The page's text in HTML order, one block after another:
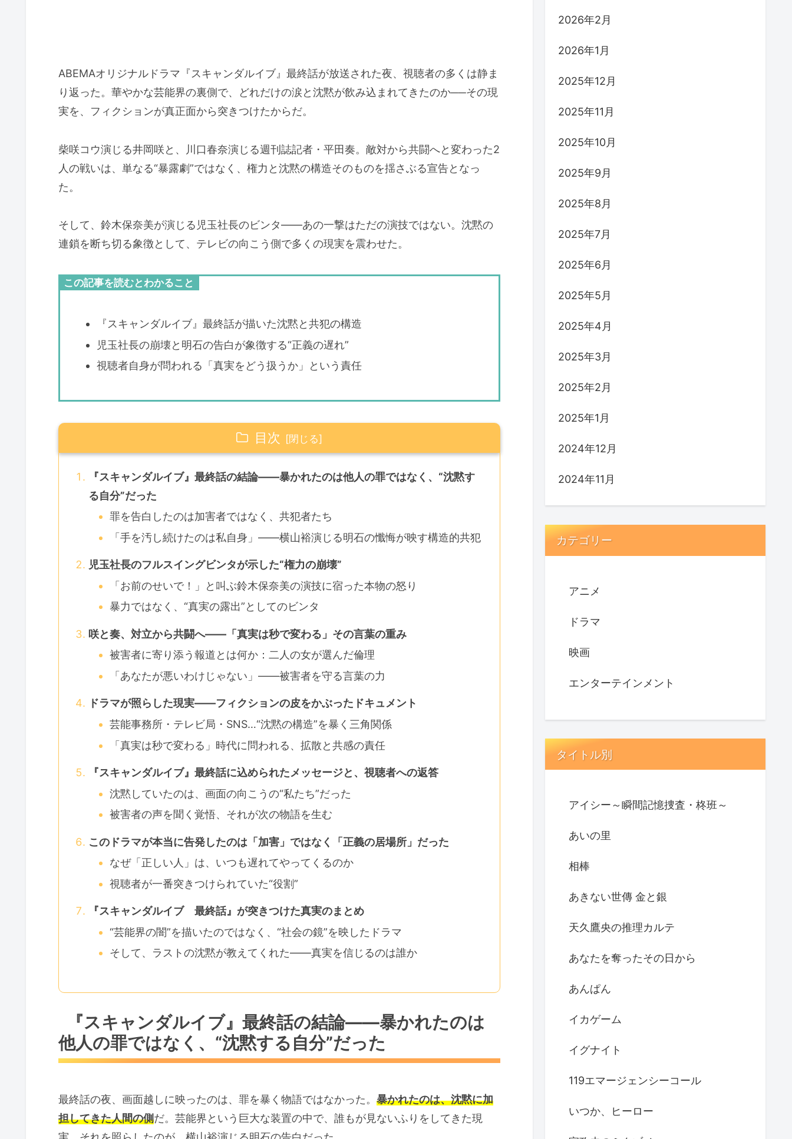
ABEMAオリジナルドラマ『スキャンダルイブ』最終話が放送された夜、視聴者の多くは静ま
り返った。華やかな芸能界の裏側で、どれだけの涙と沈黙が飲み込まれてきたのか──その現
実を、フィクションが真正面から突きつけたからだ。
柴咲コウ演じる井岡咲と、川口春奈演じる週刊誌記者・平田奏。敵対から共闘へと変わった2
人の戦いは、単なる“暴露劇”ではなく、権力と沈黙の構造そのものを揺さぶる宣告となっ
た。
そして、鈴木保奈美が演じる児玉社長のビンタ――あの一撃はただの演技ではない。沈黙の
連鎖を断ち切る象徴として、テレビの向こう側で多くの現実を震わせた。
この記事を読むとわかること
『スキャンダルイブ』最終話が描いた沈黙と共犯の構造
児玉社長の崩壊と明石の告白が象徴する“正義の遅れ”
視聴者自身が問われる「真実をどう扱うか」という責任
目次
『スキャンダルイブ』最終話の結論――暴かれたのは他人の罪ではなく、“沈黙す
る自分”だった
罪を告白したのは加害者ではなく、共犯者たち
「手を汚し続けたのは私自身」――横山裕演じる明石の懺悔が映す構造的共犯
児玉社長のフルスイングビンタが示した“権力の崩壊”
「お前のせいで！」と叫ぶ鈴木保奈美の演技に宿った本物の怒り
暴力ではなく、“真実の露出”としてのビンタ
咲と奏、対立から共闘へ――「真実は秒で変わる」その言葉の重み
被害者に寄り添う報道とは何か：二人の女が選んだ倫理
「あなたが悪いわけじゃない」――被害者を守る言葉の力
ドラマが照らした現実――フィクションの皮をかぶったドキュメント
芸能事務所・テレビ局・SNS…“沈黙の構造”を暴く三角関係
「真実は秒で変わる」時代に問われる、拡散と共感の責任
『スキャンダルイブ』最終話に込められたメッセージと、視聴者への返答
沈黙していたのは、画面の向こうの“私たち”だった
被害者の声を聞く覚悟、それが次の物語を生む
このドラマが本当に告発したのは「加害」ではなく「正義の居場所」だった
なぜ「正しい人」は、いつも遅れてやってくるのか
視聴者が一番突きつけられていた“役割”
『スキャンダルイブ 最終話』が突きつけた真実のまとめ
“芸能界の闇”を描いたのではなく、“社会の鏡”を映したドラマ
そして、ラストの沈黙が教えてくれた――真実を信じるのは誰か
『スキャンダルイブ』最終話の結論――暴かれたのは
他人の罪ではなく、“沈黙する自分”だった
最終話の夜、画面越しに映ったのは、罪を暴く物語ではなかった。 暴かれたのは、沈黙に加
担してきた人間の側だ。芸能界という巨大な装置の中で、誰もが見ないふりをしてきた現
2026年2月
2026年1月
2025年12月
2025年11月
2025年10月
2025年9月
2025年8月
2025年7月
2025年6月
2025年5月
2025年4月
2025年3月
2025年2月
2025年1月
2024年12月
2024年11月
カテゴリー
アニメ
ドラマ
映画
エンターテインメント
タイトル別
アイシー～瞬間記憶捜査・柊班～
あいの里
相棒
あきない世傳 金と銀
天久鷹央の推理カルテ
あなたを奪ったその日から
あんぱん
イカゲーム
イグナイト
119エマージェンシーコール
いつか、ヒーロー